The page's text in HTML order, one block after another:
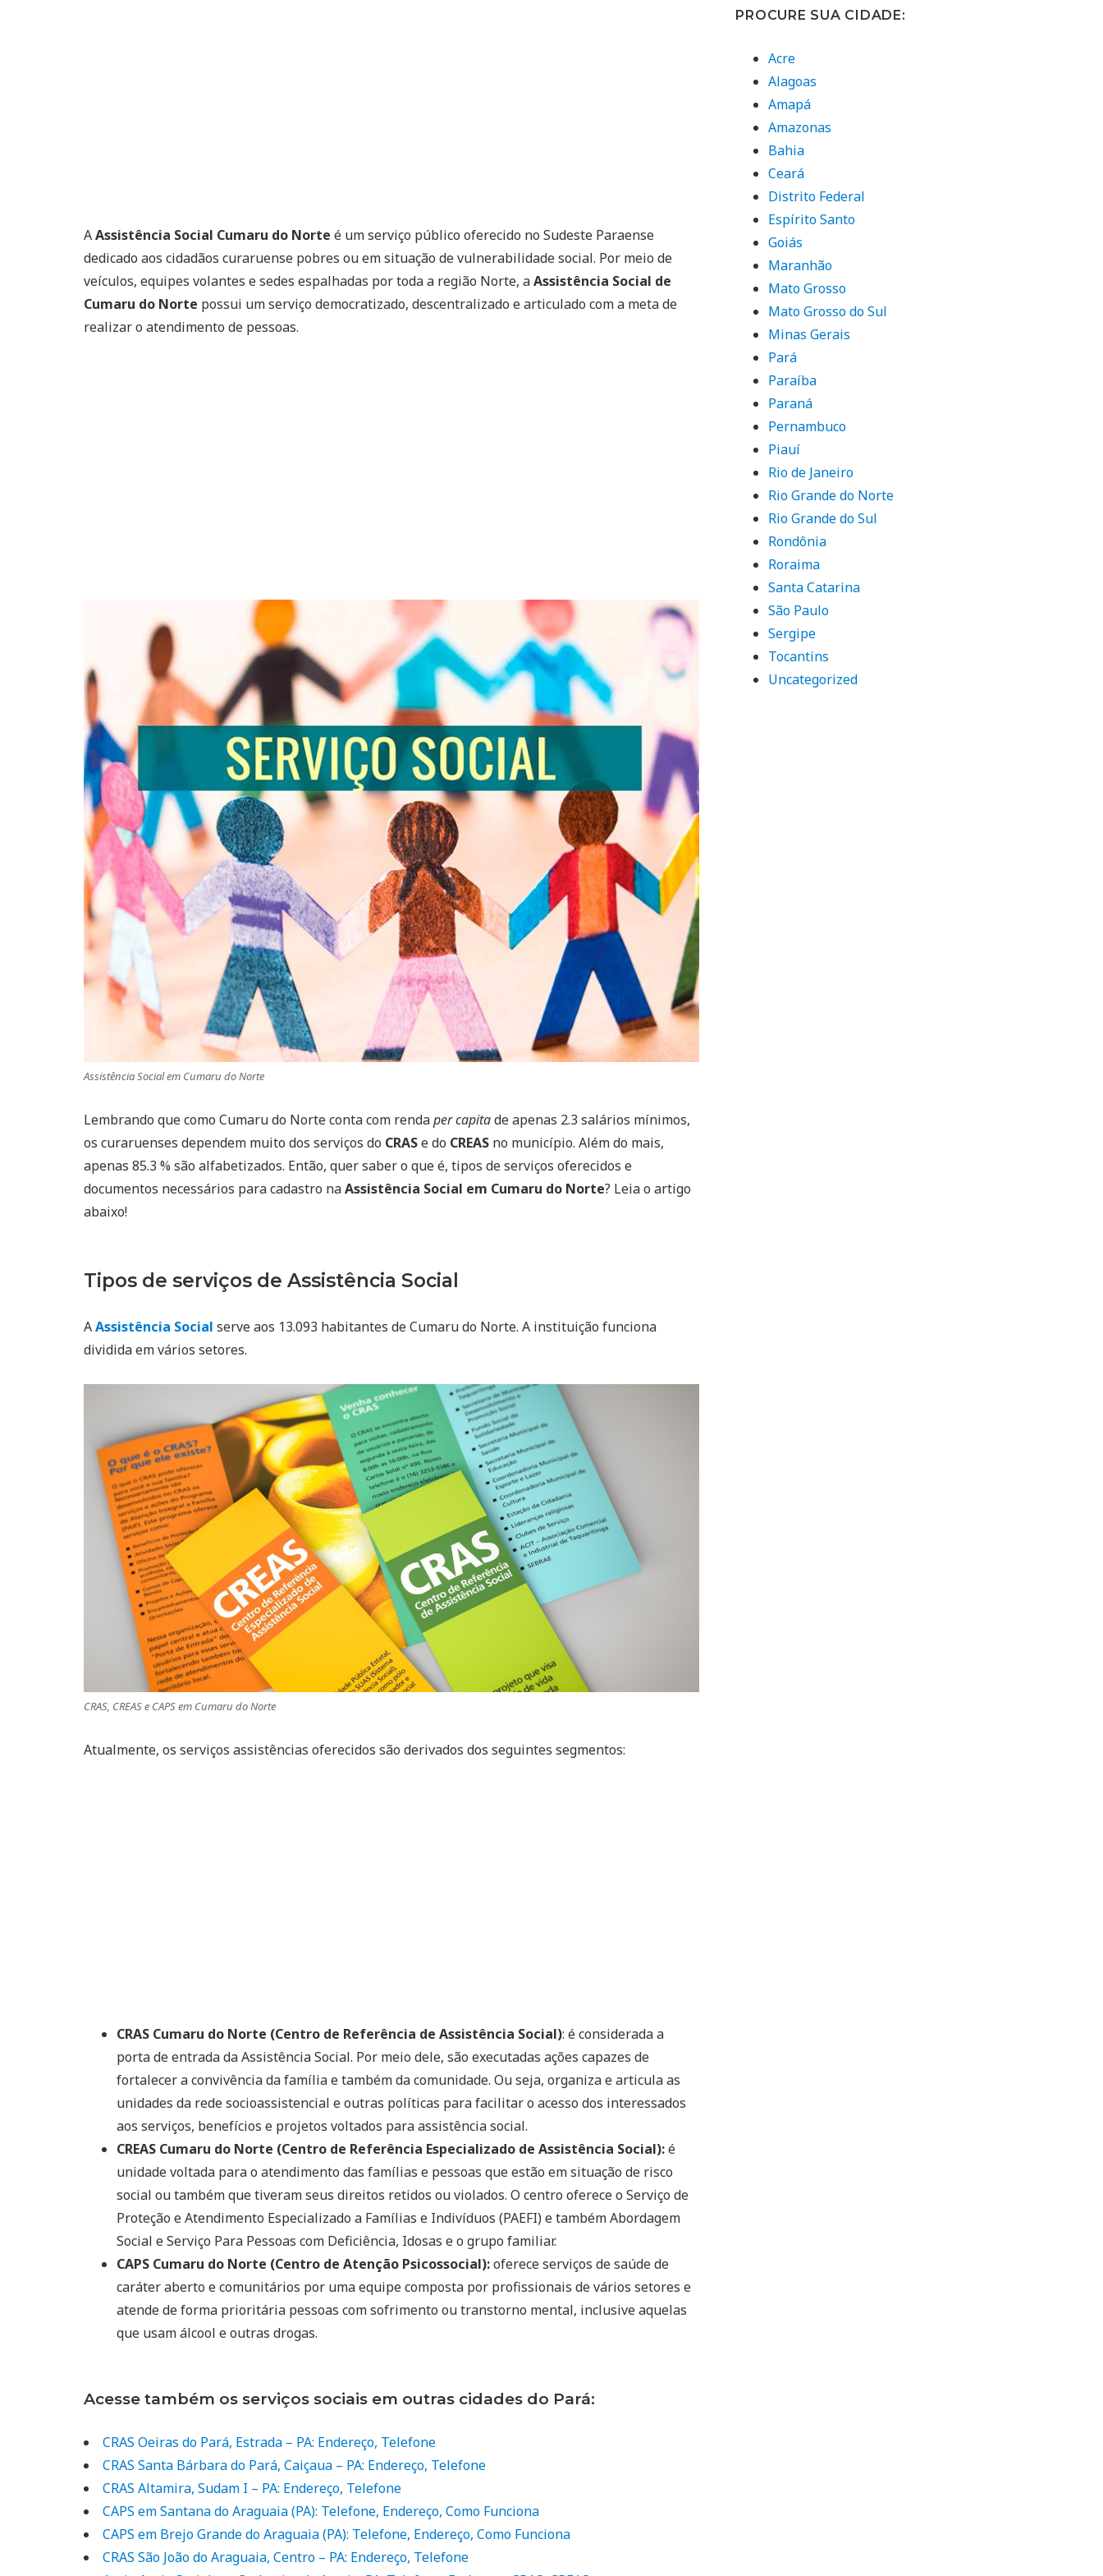
AAssistência Social Cumaru do Norte é um serviço público oferecido no Sudeste Paraense
dedicado aos cidadãos curaruense pobres ou em situação de vulnerabilidade social. Por meio de
veículos, equipes volantes e sedes espalhadas por toda a região Norte, aAssistência Social de
Cumaru do Norte possui um serviço democratizado, descentralizado e articulado com a meta de
realizar o atendimento de pessoas.
Assistência Social em Cumaru do Norte
Lembrando que como Cumaru do Norte conta com rendaper capitade apenas 2.3 salários mínimos,
os curaruenses dependem muito dos serviços do CRASe do CREAS no município. Além do mais,
apenas 85.3 % são alfabetizados. Então, quer saber o que é, tipos de serviços oferecidos e
documentos necessários para cadastro naAssistência Social em Cumaru do Norte? Leia o artigo
abaixo!
Tipos de serviços de Assistência Social
AAssistência Social serve aos 13.093 habitantes de Cumaru do Norte. A instituição funciona
dividida em vários setores.
CRAS, CREAS e CAPS em Cumaru do Norte
Atualmente, os serviços assistências oferecidos são derivados dos seguintes segmentos:
CRAS Cumaru do Norte (Centro de Referência de Assistência Social): é considerada a
porta de entrada da Assistência Social. Por meio dele, são executadas ações capazes de
fortalecer a convivência da família e também da comunidade. Ou seja, organiza e articula as
unidades da rede socioassistencial e outras políticas para facilitar o acesso dos interessados
aos serviços, benefícios e projetos voltados para assistência social.
CREAS Cumaru do Norte (Centro de Referência Especializado de Assistência Social):é
unidade voltada para o atendimento das famílias e pessoas que estão em situação de risco
social ou também que tiveram seus direitos retidos ou violados. O centro oferece o Serviço de
Proteção e Atendimento Especializado a Famílias e Indivíduos (PAEFI) e também Abordagem
Social e Serviço Para Pessoas com Deficiência, Idosas e o grupo familiar.
CAPS Cumaru do Norte (Centro de Atenção Psicossocial):oferece serviços de saúde de
caráter aberto e comunitários por uma equipe composta por profissionais de vários setores e
atende de forma prioritária pessoas com sofrimento ou transtorno mental, inclusive aquelas
que usam álcool e outras drogas.
Acesse também os serviços sociais em outras cidades do Pará:
CRAS Oeiras do Pará, Estrada – PA: Endereço, Telefone
CRAS Santa Bárbara do Pará, Caiçaua – PA: Endereço, Telefone
CRAS Altamira, Sudam I – PA: Endereço, Telefone
CAPS em Santana do Araguaia (PA): Telefone, Endereço, Como Funciona
CAPS em Brejo Grande do Araguaia (PA): Telefone, Endereço, Como Funciona
CRAS São João do Araguaia, Centro – PA: Endereço, Telefone
PROCURE SUA CIDADE:
Acre
Alagoas
Amapá
Amazonas
Bahia
Ceará
Distrito Federal
Espírito Santo
Goiás
Maranhão
Mato Grosso
Mato Grosso do Sul
Minas Gerais
Pará
Paraíba
Paraná
Pernambuco
Piauí
Rio de Janeiro
Rio Grande do Norte
Rio Grande do Sul
Rondônia
Roraima
Santa Catarina
São Paulo
Sergipe
Tocantins
Uncategorized